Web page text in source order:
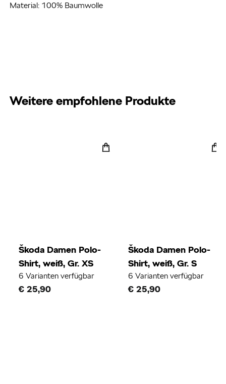
Material: 100% Baumwolle
Weitere empfohlene Produkte
Škoda Damen Polo-
Shirt, weiß, Gr. XS
6 Varianten verfügbar
€ 25,90
Škoda Damen Polo-
Shirt, weiß, Gr. S
6 Varianten verfügbar
€ 25,90